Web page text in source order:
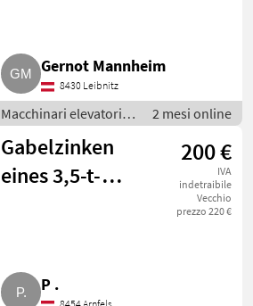
Gernot Mannheim
8430 Leibnitz
Macchinari elevatori e
per magazzino /
Carrello elevatore
2 mesi online
Gabelzinken
eines 3,5-t-
200 €
IVA
indetraibile
Vecchio
prezzo 220 €
P .